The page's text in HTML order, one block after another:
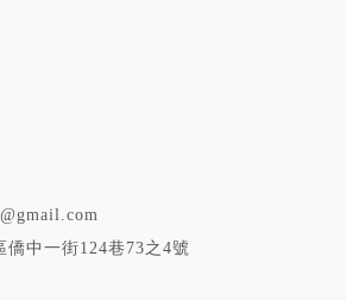
僑中一街124巷73之4號